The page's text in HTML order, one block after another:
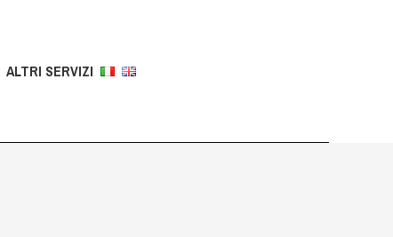
ALTRI SERVIZI